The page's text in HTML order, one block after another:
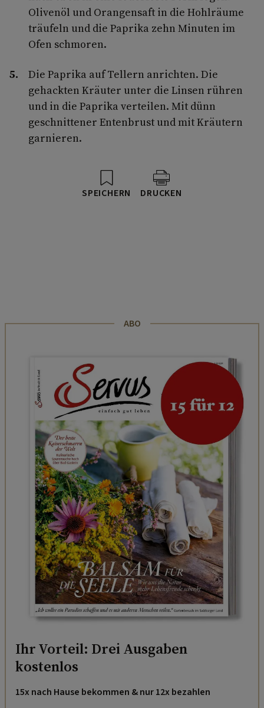
Olivenöl und Orangensaft in die Hohlräume
träufeln und die Paprika zehn Minuten im
Ofen schmoren.
Die Paprika auf Tellern anrichten. Die
gehackten Kräuter unter die Linsen rühren
und in die Paprika verteilen. Mit dünn
geschnittener Entenbrust und mit Kräutern
garnieren.
SPEICHERN DRUCKEN
ABO
Ihr Vorteil: Drei Ausgaben
kostenlos
15x nach Hause bekommen & nur 12x bezahlen